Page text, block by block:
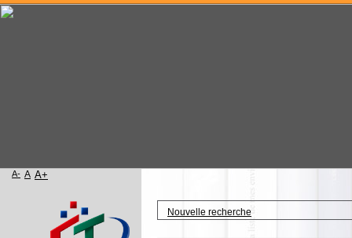
Nouvelle recherche
Accueil
A- A A+